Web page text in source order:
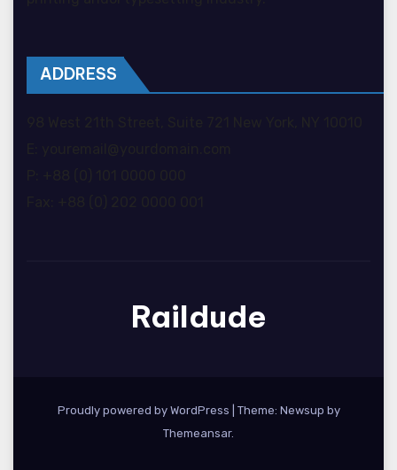
ADDRESS
Raildude
Proudly powered by WordPress
Theme: Newsup by
Themeansar.